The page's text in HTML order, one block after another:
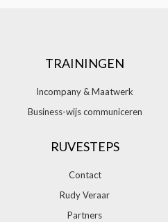
TRAININGEN
Incompany & Maatwerk
Business-wijs communiceren
RUVESTEPS
Contact
Rudy Veraar
Partners